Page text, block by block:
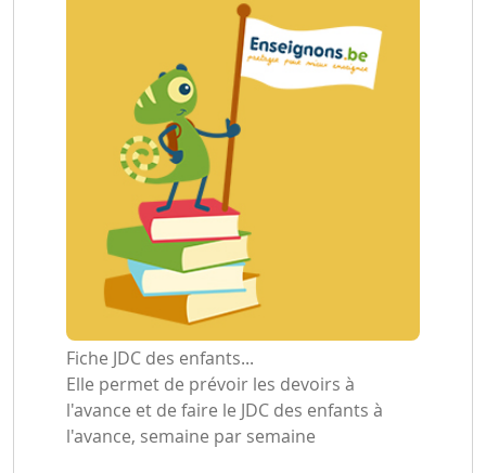
Fiche JDC des enfants...
Elle permet de prévoir les devoirs à
l'avance et de faire le JDC des enfants à
l'avance, semaine par semaine